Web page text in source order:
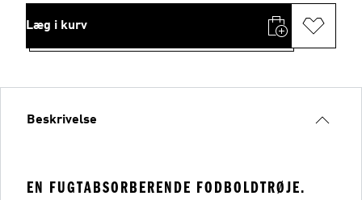
Læg i kurv
Beskrivelse
EN FUGTABSORBERENDE FODBOLDTRØJE.